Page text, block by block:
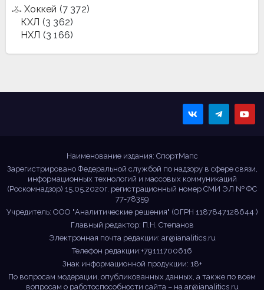
Хоккей (7 372)
КХЛ (3 362)
НХЛ (3 166)
Наименование издания: СпортМапс
Зарегистрировано Федеральной службой по надзору в сфере связи,
информационных технологий и массовых коммуникаций
(Роскомнадзор) 15.05.2020г. регистрационный номер СМИ ЭЛ № ФС
77-78359
Учредитель: ООО "Аналитические решения" (ОГРН 1187847128644 )
Главный редактор: П.Н. Степанов
Электронная почта редакции: ar@ianalitics.ru
Телефон редакции:+79111700616
Знак информационной продукции: 18+
По вопросам модерации, опубликованных данных, а также по всем
вопросам о работоспособности сайта – на ar@ianalitics.ru